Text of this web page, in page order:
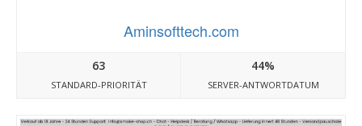
Aminsofttech.com
63
STANDARD-PRIORITÄT
44%
SERVER-ANTWORTDATUM